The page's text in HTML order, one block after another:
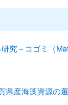
究－コゴミ（
県産海藻資源の